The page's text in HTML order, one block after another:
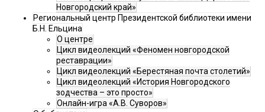
Новгородский край»
Региональный центр Президентской библиотеки имени
Б.Н. Ельцина
О центре
Цикл видеолекций «Феномен новгородской
реставрации»
Цикл видеолекций «Берестяная почта столетий»
Цикл видеолекций «История Новгородского
зодчества – это просто»
Онлайн-игра «А.В. Суворов»